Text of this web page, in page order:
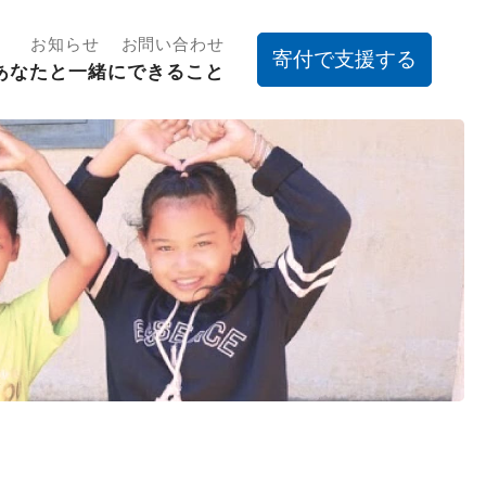
お知らせ お問い合わせ
なたと一緒にできること
寄付で支援する